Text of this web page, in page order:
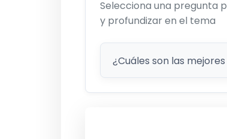
Selecciona una pregunta
y profundizar en el tema